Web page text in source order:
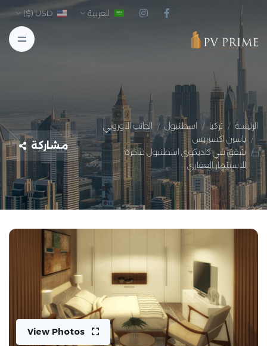
العربية USD ($)
الرئيسة تركيا اسطنبول
الجانب الاوروبي
باسين اكسبريس
شقق في كاديكوي اسطنبول فاخرة
للاستثمار العقاري
مشاركة
View Photos